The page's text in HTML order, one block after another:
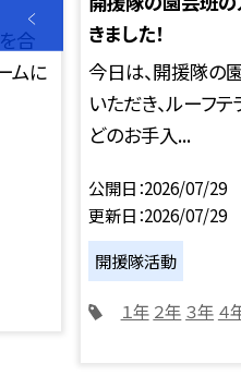
合
ムに
きました！
今日は、開援隊の
いただき、ルーフ
どのお手入...
公開日 2026/07/29
更新日 2026/07/29
開援隊活動
１年 ２年 ３年 ４